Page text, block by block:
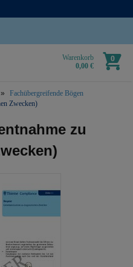
Warenkorb
0,00 €
0
Fachübergreifende Bögen
Zwecken)
zu